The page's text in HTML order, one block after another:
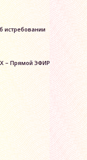
истребовании
– Прямой ЭФИР